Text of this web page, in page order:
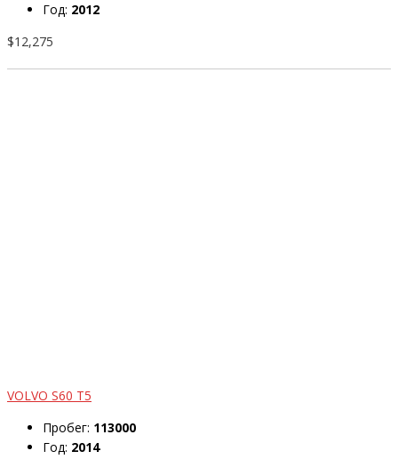
Год: 2012
$12,275
VOLVO S60 T5
Пробег: 113000
Год: 2014